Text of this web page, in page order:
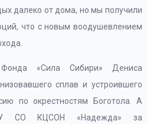
далеко от дома, но мы получили
что с новым воодушевлением
Фонда «Сила Сибири» Дениса
сплав и устроившего
по окрестностям Боготола. А
СО КЦСОН «Надежда» за